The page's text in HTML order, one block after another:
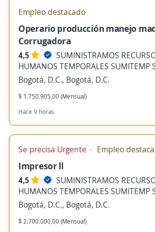
Empleo destacado
Operario producción manejo
Corrugadora
4,5
SUMINISTRAMOS
HUMANOS TEMPORALES SUMITEMP
Bogotá, D.C., Bogotá, D.C.
$ 1.750.905,00 (Mensual)
Hace 9 horas
Se precisa Urgente Empleo
Impresor ll
4,5
SUMINISTRAMOS
HUMANOS TEMPORALES SUMITEMP
Bogotá, D.C., Bogotá, D.C.
$ 2.700.000,00 (Mensual)